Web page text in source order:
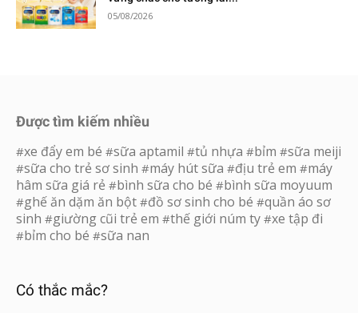
05/08/2026
Được tìm kiếm nhiều
#xe đẩy em bé #sữa aptamil #tủ nhựa #bỉm #sữa meiji
#sữa cho trẻ sơ sinh #máy hút sữa #địu trẻ em #máy
hâm sữa giá rẻ #bình sữa cho bé #bình sữa moyuum
#ghế ăn dặm ăn bột #đồ sơ sinh cho bé #quần áo sơ
sinh #giường cũi trẻ em #thế giới núm ty #xe tập đi
#bỉm cho bé #sữa nan
Có thắc mắc?